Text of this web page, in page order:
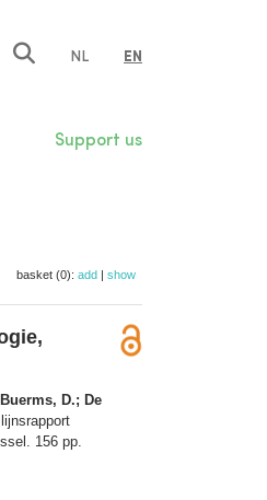
NL EN
Support us
basket (0): add | show
D.; De
lijnsrapport
156 pp.